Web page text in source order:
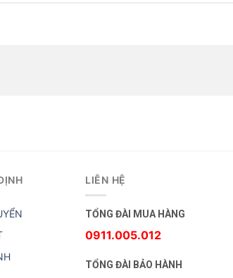
LIÊN HỆ
TỔNG ĐÀI MUA HÀNG
0911.005.012
TỔNG ĐÀI BẢO HÀNH